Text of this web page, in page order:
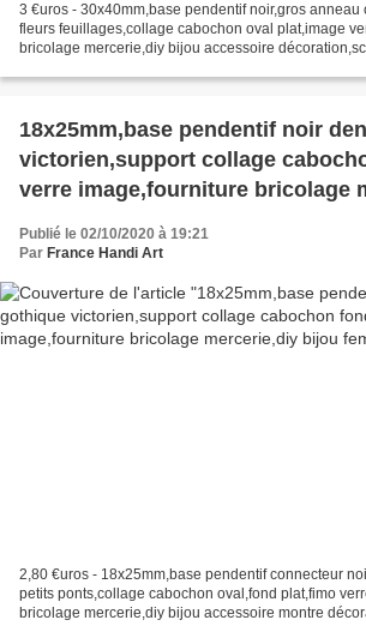
3 €uros - 30x40mm,base pendentif noir,gros
fleurs feuillages,collage cabochon oval plat,image
bricolage mercerie,diy bijou accessoire
18x25mm,base pendentif noir
victorien,support collage
verre image,fourniture bricolage
bijou femme
Publié le 02/10/2020 à 19:21
Par France Handi Art
2,80 €uros - 18x25mm,base pendentif connecteur
petits ponts,collage cabochon oval,fond plat,fimo
bricolage mercerie,diy bijou accessoire montre